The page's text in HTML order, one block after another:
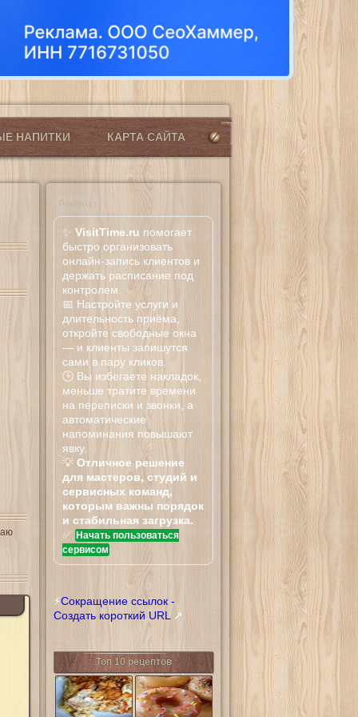
НАПИТКИ КАРТА САЙТА
✨ VisitTime.ru помогает
быстро организовать
онлайн-запись клиентов и
держать расписание под
контролем.
📅 Настройте услуги и
длительность приёма,
откройте свободные окна
— и клиенты запишутся
сами в пару кликов.
🕒 Вы избегаете накладок,
меньше тратите времени
на переписки и звонки, а
автоматические
напоминания повышают
явку.
💡 Отличное решение
для мастеров, студий и
сервисных команд,
которым важны порядок
и стабильная загрузка.
✅ Начать пользоваться
сервисом
⚡Сокращение ссылок -
Создать короткий URL
↗
Топ 10 рецептов
Тилапия
запеченная в
сливочном
Донатсы Криспи
Крим